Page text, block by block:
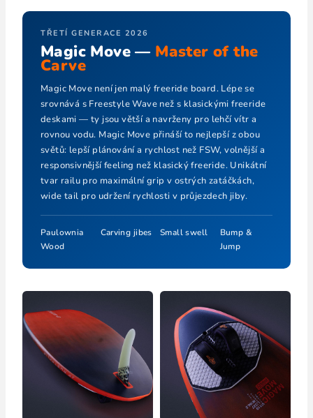
TŘETÍ GENERACE 2026
Magic Move — Master of the
Carve
Magic Move není jen malý freeride board. Lépe se
srovnává s Freestyle Wave než s klasickými freeride
deskami — ty jsou větší a navrženy pro lehčí vítr a
rovnou vodu. Magic Move přináší to nejlepší z obou
světů: lepší plánování a rychlost než FSW, volnější a
responsivnější feeling než klasický freeride. Unikátní
tvar railu pro maximální grip v ostrých zatáčkách,
wide tail pro udržení rychlosti v průjezdech jiby.
Paulownia
Wood
Carving jibes Small swell
Bump &
Jump